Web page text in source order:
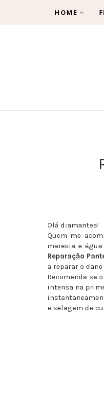
HOME
Olá diamantes!
Quem me
maresia e
Reparação
a reparar o
Recomenda-se
intensa na
e selagem de